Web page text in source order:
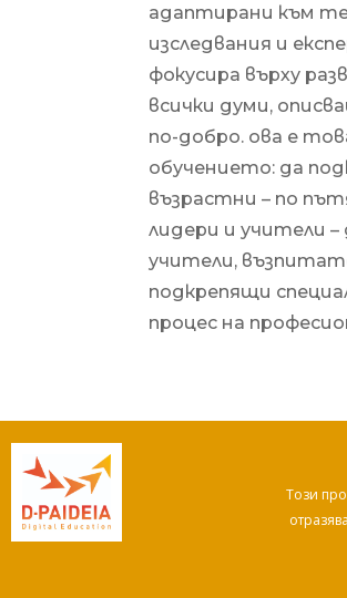
адаптирани към
изследвания и
фокусира върху
всички думи,
по-добро. ова е
обучението: да
възрастни – по
лидери и учители
учители,
подкрепящи
процес на
Този